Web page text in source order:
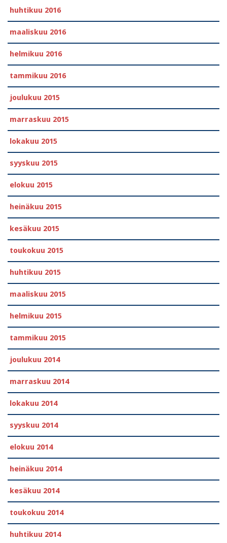
huhtikuu 2016
maaliskuu 2016
helmikuu 2016
tammikuu 2016
joulukuu 2015
marraskuu 2015
lokakuu 2015
syyskuu 2015
elokuu 2015
heinäkuu 2015
kesäkuu 2015
toukokuu 2015
huhtikuu 2015
maaliskuu 2015
helmikuu 2015
tammikuu 2015
joulukuu 2014
marraskuu 2014
lokakuu 2014
syyskuu 2014
elokuu 2014
heinäkuu 2014
kesäkuu 2014
toukokuu 2014
huhtikuu 2014